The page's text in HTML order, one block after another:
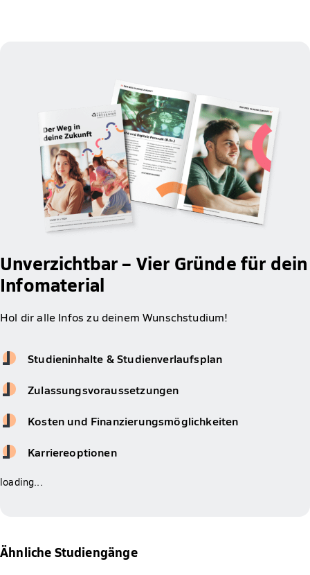
Unverzichtbar – Vier Gründe für dein
Infomaterial
Hol dir alle Infos zu deinem Wunschstudium!
Studieninhalte & Studienverlaufsplan
Zulassungsvoraussetzungen
Kosten und Finanzierungsmöglichkeiten
Karriereoptionen
loading...
Ähnliche Studiengänge